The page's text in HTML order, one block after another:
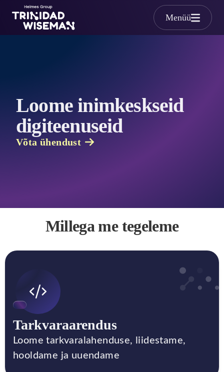
Skip to main content
Menüü
Loome inimkeskseid
digiteenuseid
Võta ühendust
Millega me tegeleme
Tarkvaraarendus
Loome tarkvaralahenduse, liidestame,
hooldame ja uuendame